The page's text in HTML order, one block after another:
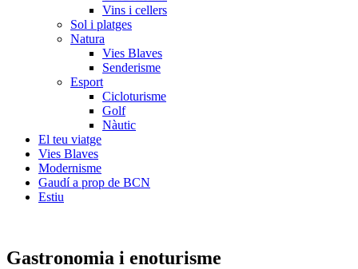
Vins i cellers
Sol i platges
Natura
Vies Blaves
Senderisme
Esport
Cicloturisme
Golf
Nàutic
El teu viatge
Vies Blaves
Modernisme
Gaudí a prop de BCN
Estiu
Gastronomia i enoturisme